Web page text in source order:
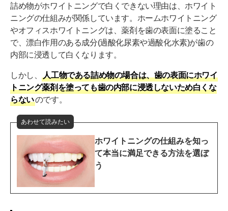
詰め物がホワイトニングで白くできない理由は、ホワイト
ニングの仕組みが関係しています。ホームホワイトニング
やオフィスホワイトニングは、薬剤を歯の表面に塗ること
で、漂白作用のある成分(過酸化尿素や過酸化水素)が歯の
内部に浸透して白くなります。
しかし、
人工物である詰め物の場合は、歯の表面にホワイ
トニング薬剤を塗っても歯の内部に浸透しないため白くな
らないのです。
あわせて読みたい
ホワイトニングの仕組みを知っ
て本当に満足できる方法を選ぼ
う